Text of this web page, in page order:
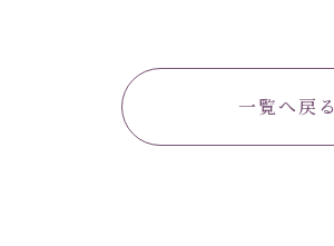
一覧へ戻る